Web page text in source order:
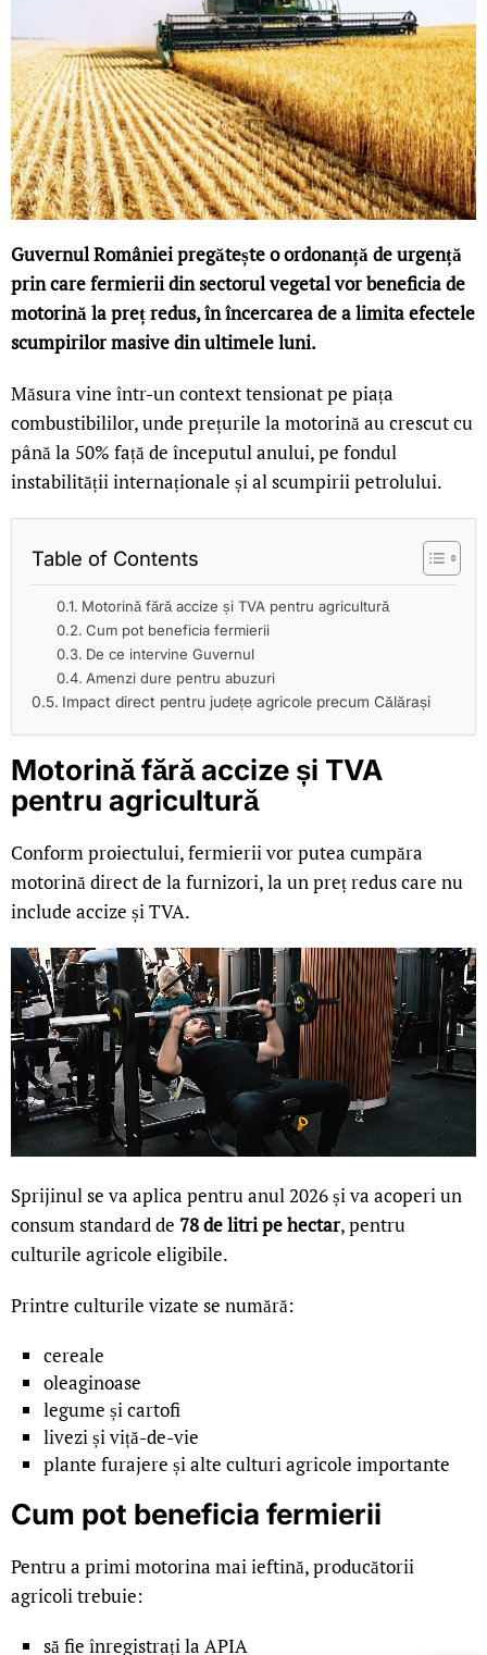
Guvernul României pregătește o ordonanță de urgență
prin care fermierii din sectorul vegetal vor beneficia de
motorină la preț redus, în încercarea de a limita efectele
scumpirilor masive din ultimele luni.
Măsura vine într-un context tensionat pe piața
combustibililor, unde prețurile la motorină au crescut cu
până la 50% față de începutul anului, pe fondul
instabilității internaționale și al scumpirii petrolului.
Table of Contents
Motorină fără accize și TVA pentru agricultură
Cum pot beneficia fermierii
De ce intervine Guvernul
Amenzi dure pentru abuzuri
Impact direct pentru județe agricole precum Călărași
Motorină fără accize și TVA
pentru agricultură
Conform proiectului, fermierii vor putea cumpăra
motorină direct de la furnizori, la un preț redus care nu
include accize și TVA.
Sprijinul se va aplica pentru anul 2026 și va acoperi un
consum standard de 78 de litri pe hectar, pentru
culturile agricole eligibile.
Printre culturile vizate se numără:
cereale
oleaginoase
legume și cartofi
livezi și viță-de-vie
plante furajere și alte culturi agricole importante
Cum pot beneficia fermierii
Pentru a primi motorina mai ieftină, producătorii
agricoli trebuie:
să fie înregistrați la APIA